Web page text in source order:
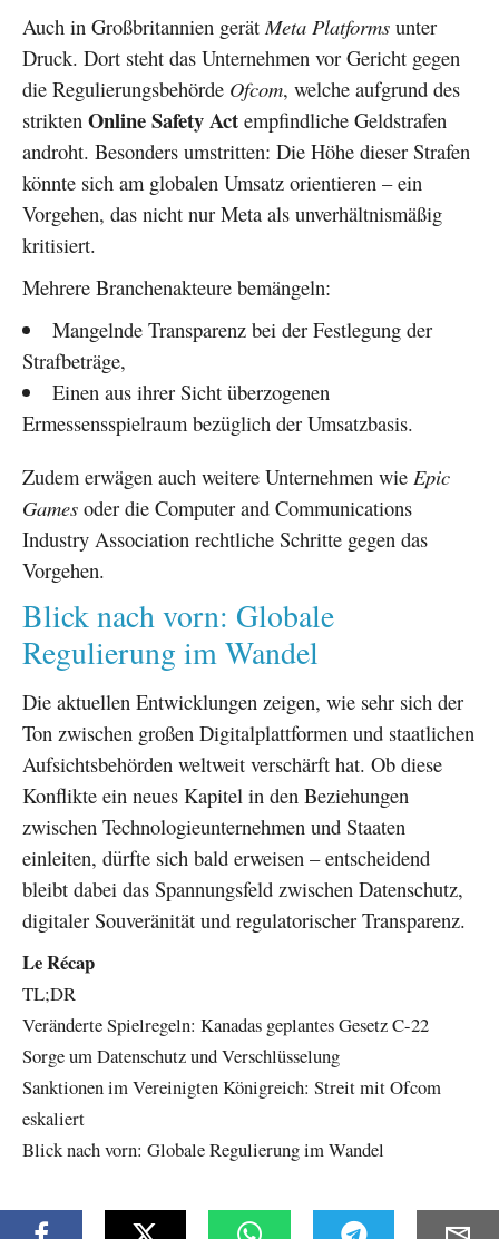
Auch in Großbritannien gerät Meta Platforms unter
Druck. Dort steht das Unternehmen vor Gericht gegen
die Regulierungsbehörde Ofcom, welche aufgrund des
strikten Online Safety Act empfindliche Geldstrafen
androht. Besonders umstritten: Die Höhe dieser Strafen
könnte sich am globalen Umsatz orientieren – ein
Vorgehen, das nicht nur Meta als unverhältnismäßig
kritisiert.
Mehrere Branchenakteure bemängeln:
Mangelnde Transparenz bei der Festlegung der
Strafbeträge,
Einen aus ihrer Sicht überzogenen
Ermessensspielraum bezüglich der Umsatzbasis.
Zudem erwägen auch weitere Unternehmen wie Epic
Games oder die Computer and Communications
Industry Association rechtliche Schritte gegen das
Vorgehen.
Blick nach vorn: Globale
Regulierung im Wandel
Die aktuellen Entwicklungen zeigen, wie sehr sich der
Ton zwischen großen Digitalplattformen und staatlichen
Aufsichtsbehörden weltweit verschärft hat. Ob diese
Konflikte ein neues Kapitel in den Beziehungen
zwischen Technologieunternehmen und Staaten
einleiten, dürfte sich bald erweisen – entscheidend
bleibt dabei das Spannungsfeld zwischen Datenschutz,
digitaler Souveränität und regulatorischer Transparenz.
Le Récap
TL;DR
Veränderte Spielregeln: Kanadas geplantes Gesetz C-22
Sorge um Datenschutz und Verschlüsselung
Sanktionen im Vereinigten Königreich: Streit mit Ofcom
eskaliert
Blick nach vorn: Globale Regulierung im Wandel